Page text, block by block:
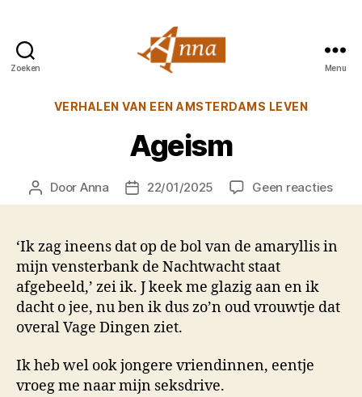
Zoeken
van
Menu
Categorieën
VERHALEN VAN EEN AMSTERDAMS LEVEN
Ageism
Berichtauteur
Door Anna Berichtdatum
22/01/2025 Geen reactiesop
‘Ik zag ineens dat op de bol van de amaryllis in
mijn vensterbank de Nachtwacht staat
afgebeeld,’ zei ik. J keek me glazig aan en ik
dacht o jee, nu ben ik dus zo’n oud vrouwtje dat
overal Vage Dingen ziet.
Ik heb wel ook jongere vriendinnen, eentje
vroeg me naar mijn seksdrive.